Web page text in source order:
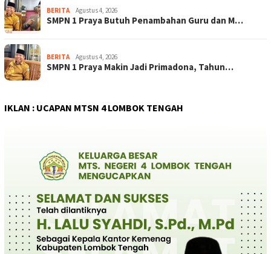
BERITA Agustus 4, 2026
SMPN 1 Praya Butuh Penambahan Guru dan M…
BERITA Agustus 4, 2026
SMPN 1 Praya Makin Jadi Primadona, Tahun…
IKLAN : UCAPAN MTSN 4 LOMBOK TENGAH